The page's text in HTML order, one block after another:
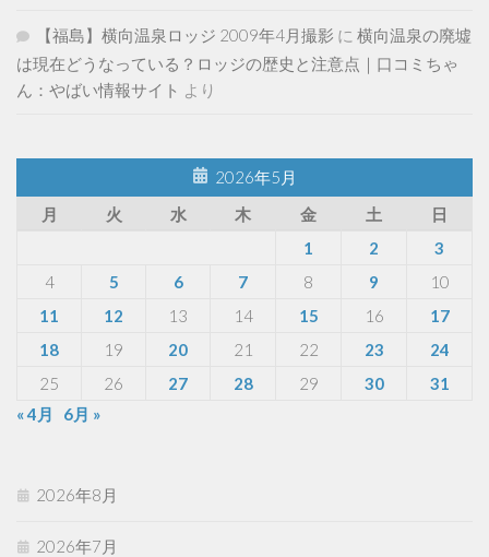
【福島】横向温泉ロッジ 2009年4月撮影 に 横向温泉の廃墟
は現在どうなっている？ロッジの歴史と注意点｜口コミちゃ
ん：やばい情報サイト より
2026年5月
月
火 水 木 金 土
日
1
2
3
4
5 6 7 8 9
10
11
12 13 14 15 16
17
18
19 20 21 22 23
24
25
26 27 28 29 30
31
« 4月
6月 »
2026年8月
2026年7月